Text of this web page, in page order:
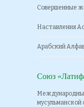
Совершенные
Наставления
Арабский
Союз